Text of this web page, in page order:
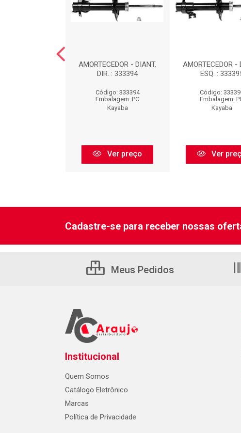
AMORTECEDOR - DIANT.
DIR. : 333394
Código: 333394
Embalagem: PC
Kayaba
Ver preço
AMORTECEDOR -
ESQ. :
Código:
Embalagem:
Kayaba
Ver
Cadastre-se para receber nossas
Meus Pedidos
Institucional
Quem Somos
Catálogo Eletrônico
Marcas
Política de Privacidade